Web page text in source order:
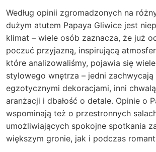
Według opinii zgromadzonych na
dużym atutem Papaya Gliwice jest
klimat – wiele osób zaznacza, że już
poczuć przyjazną, inspirującą
które analizowaliśmy, pojawia się
stylowego wnętrza – jedni zachwycają
egzotycznymi dekoracjami, inni
aranżacji i dbałość o detale. Opinie o
wspominają też o przestronnych
umożliwiających spokojne spotkania
większym gronie, jak i podczas